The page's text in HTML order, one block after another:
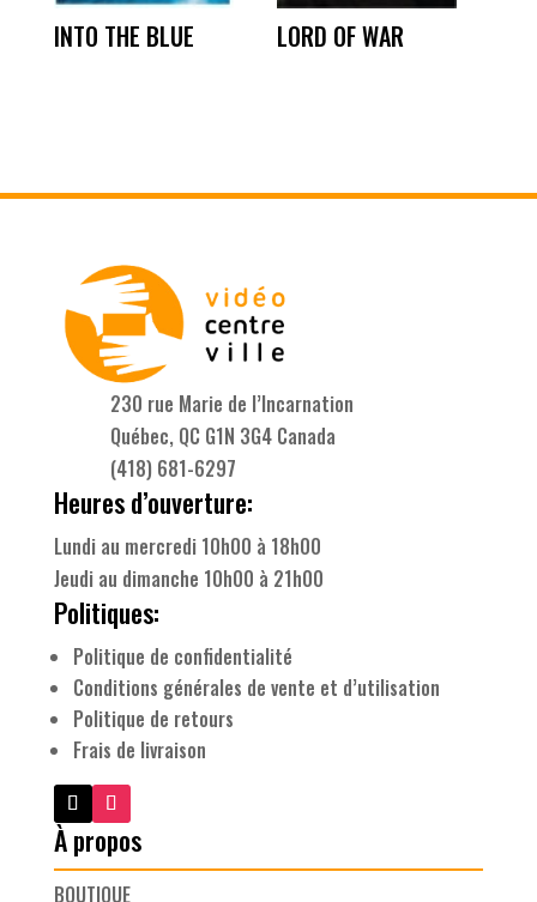
INTO THE BLUE LORD OF WAR
230 rue Marie de l’Incarnation
Québec, QC G1N 3G4 Canada
(418) 681-6297
Heures d’ouverture:
Lundi au mercredi 10h00 à 18h00
Jeudi au dimanche 10h00 à 21h00
Politiques:
Politique de confidentialité
Conditions générales de vente et d’utilisation
Politique de retours
Frais de livraison
À propos
BOUTIQUE